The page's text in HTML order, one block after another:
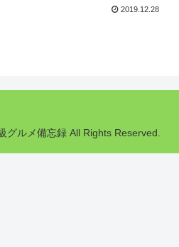
2019.12.28
グルメ備忘録 All Rights Reserved.